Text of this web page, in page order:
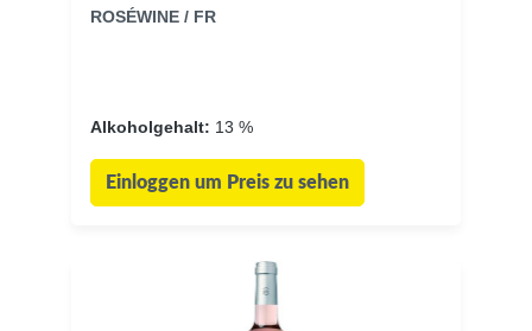
ROSÉWINE / FR
Alkoholgehalt: 13 %
Einloggen um Preis zu sehen